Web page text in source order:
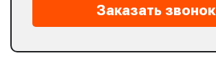
Заказать звонок